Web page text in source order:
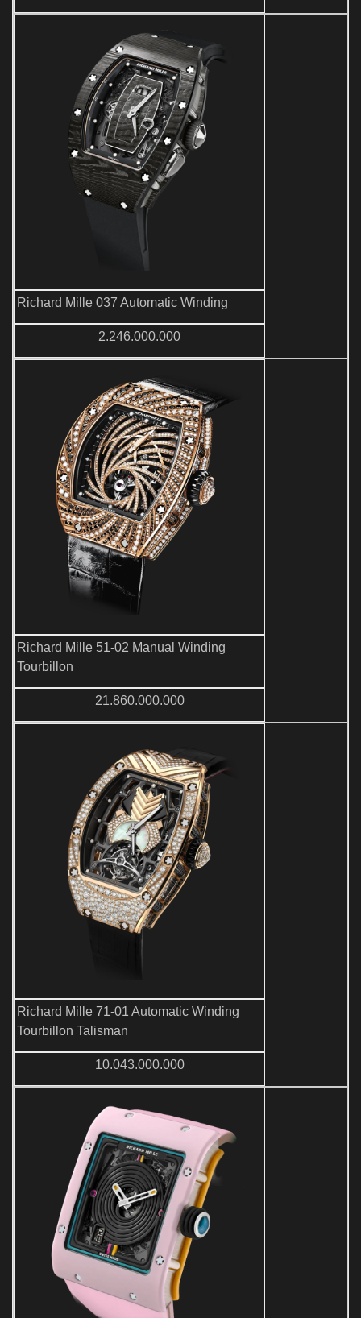
Richard Mille 037 Automatic Winding
2.246.000.000
Richard Mille 51-02 Manual Winding
Tourbillon
21.860.000.000
Richard Mille 71-01 Automatic Winding
Tourbillon Talisman
10.043.000.000